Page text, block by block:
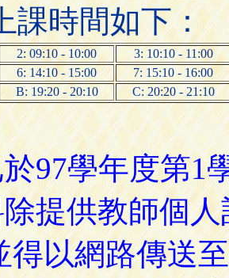
課時間如下：
2: 09:10 - 10:00
3: 10:10 - 11:00
6: 14:10 - 15:00
7: 15:10 - 16:00
B: 19:20 - 20:10 C: 20:20 - 21:10
97學年度第1
提供教師個
得以網路傳送